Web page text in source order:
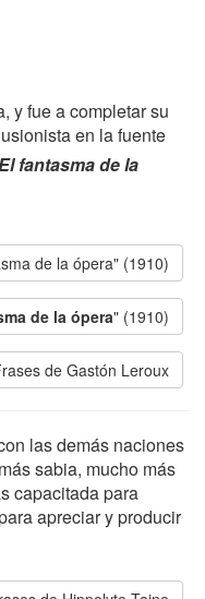
y fue a completar su
en la fuente
fantasma de la
de la ópera" (1910)
de la ópera" (1910)
de Gastón Leroux
las demás naciones
sabia, mucho más
capacitada para
apreciar y producir